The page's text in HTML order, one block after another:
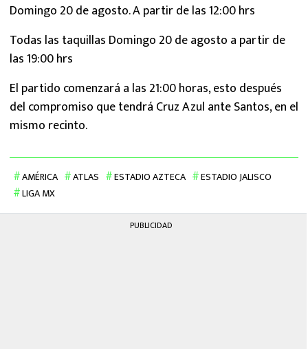
Domingo 20 de agosto. A partir de las 12:00 hrs
Todas las taquillas Domingo 20 de agosto a partir de
las 19:00 hrs
El partido comenzará a las 21:00 horas, esto después
del compromiso que tendrá Cruz Azul ante Santos, en el
mismo recinto.
AMÉRICA ATLAS ESTADIO AZTECA
ESTADIO JALISCO
LIGA MX
PUBLICIDAD